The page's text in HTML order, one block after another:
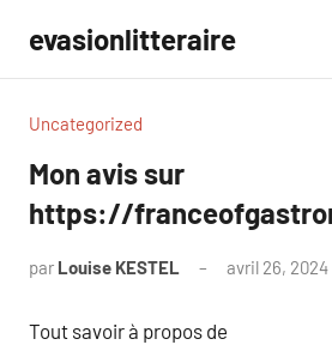
contenu
evasionlitteraire
Uncategorized
Mon avis sur
https://
par Louise KESTEL avril 26, 2024
Tout savoir à propos de